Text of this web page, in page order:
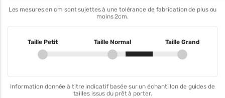
Les mesures en cm sont sujettes à une tolérance de fabrication de plus ou
moins 2cm.
Taille Petit Taille Normal Taille Grand
Information donnée à titre indicatif basée sur un échantillon de guides de
tailles issus du prêt à porter.